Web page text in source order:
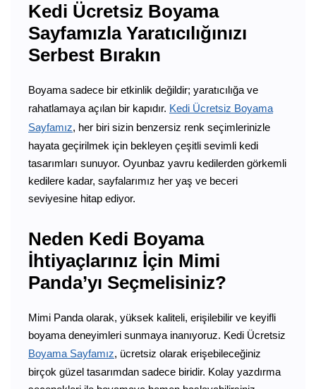
Kedi Ücretsiz Boyama
Sayfamızla Yaratıcılığınızı
Serbest Bırakın
Boyama sadece bir etkinlik değildir; yaratıcılığa ve
rahatlamaya açılan bir kapıdır. Kedi Ücretsiz Boyama
Sayfamız, her biri sizin benzersiz renk seçimlerinizle
hayata geçirilmek için bekleyen çeşitli sevimli kedi
tasarımları sunuyor. Oyunbaz yavru kedilerden görkemli
kedilere kadar, sayfalarımız her yaş ve beceri
seviyesine hitap ediyor.
Neden Kedi Boyama
İhtiyaçlarınız İçin Mimi
Panda’yı Seçmelisiniz?
Mimi Panda olarak, yüksek kaliteli, erişilebilir ve keyifli
boyama deneyimleri sunmaya inanıyoruz. Kedi Ücretsiz
Boyama Sayfamız, ücretsiz olarak erişebileceğiniz
birçok güzel tasarımdan sadece biridir. Kolay yazdırma